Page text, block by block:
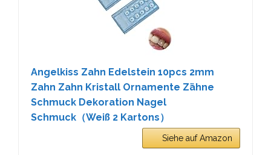
Angelkiss Zahn Edelstein 10pcs 2mm
Zahn Zahn Kristall Ornamente Zähne
Schmuck Dekoration Nagel
Schmuck（Weiß 2 Kartons）
Siehe auf Amazon